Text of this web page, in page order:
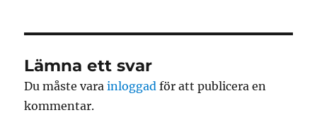
Lämna ett svar
Du måste varainloggad för att publicera en
kommentar.